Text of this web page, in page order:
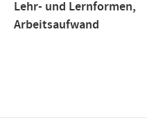
Lehr- und Lernformen,
Arbeitsaufwand